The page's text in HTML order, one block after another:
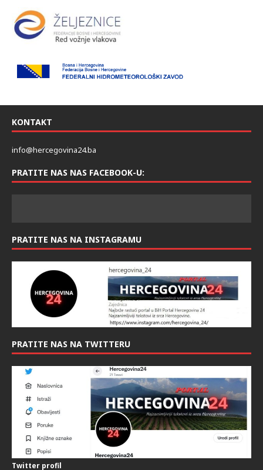
PRATITE NAS NA INSTAGRAMU
PRATITE NAS NA TWITTERU